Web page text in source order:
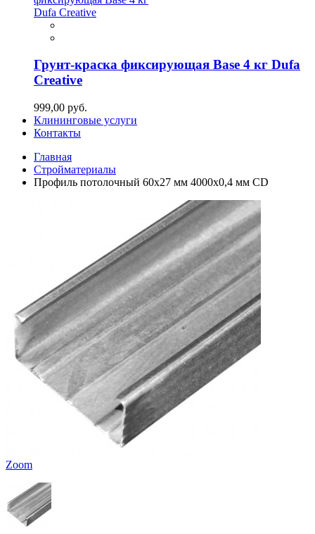
Грунт-краска фиксирующая Base 4 кг Dufa
Creative
999,00 руб.
Клининговые услуги
Контакты
Главная
Стройматериалы
Профиль потолочный 60х27 мм 4000х0,4 мм CD
Zoom